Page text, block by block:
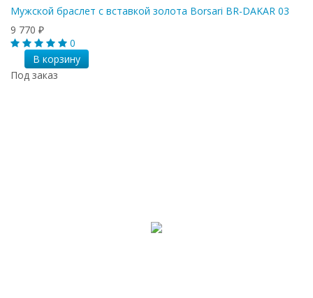
Мужской браслет с вставкой золота Borsari BR-DAKAR 03
9 770 ₽
0
В корзину
Под заказ